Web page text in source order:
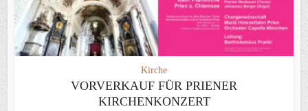
Kirche
VORVERKAUF FÜR PRIENER
KIRCHENKONZERT